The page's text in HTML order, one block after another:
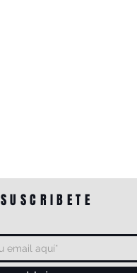
SUSCRIBETE